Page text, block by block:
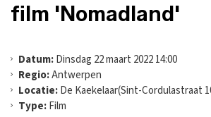
film 'Nomadland'
Datum:Dinsdag 22 maart 2022 14:00
Regio:Antwerpen
Locatie:De Kaekelaar(Sint-Cordulastraat
Type:Film